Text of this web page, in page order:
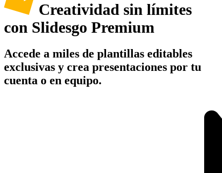
Creatividad sin límites
con Slidesgo Premium
Accede a miles de plantillas editables
exclusivas y crea presentaciones por tu
cuenta o en equipo.